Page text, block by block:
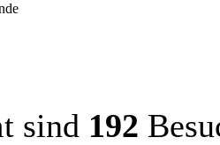
sind 192